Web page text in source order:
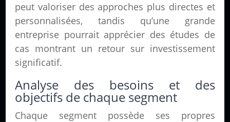
peut valoriser des approches plus directes et
personnalisées, tandis qu’une grande
entreprise pourrait apprécier des études de
cas montrant un retour sur investissement
significatif.
Analyse des besoins et des
objectifs de chaque segment
Chaque segment possède ses propres